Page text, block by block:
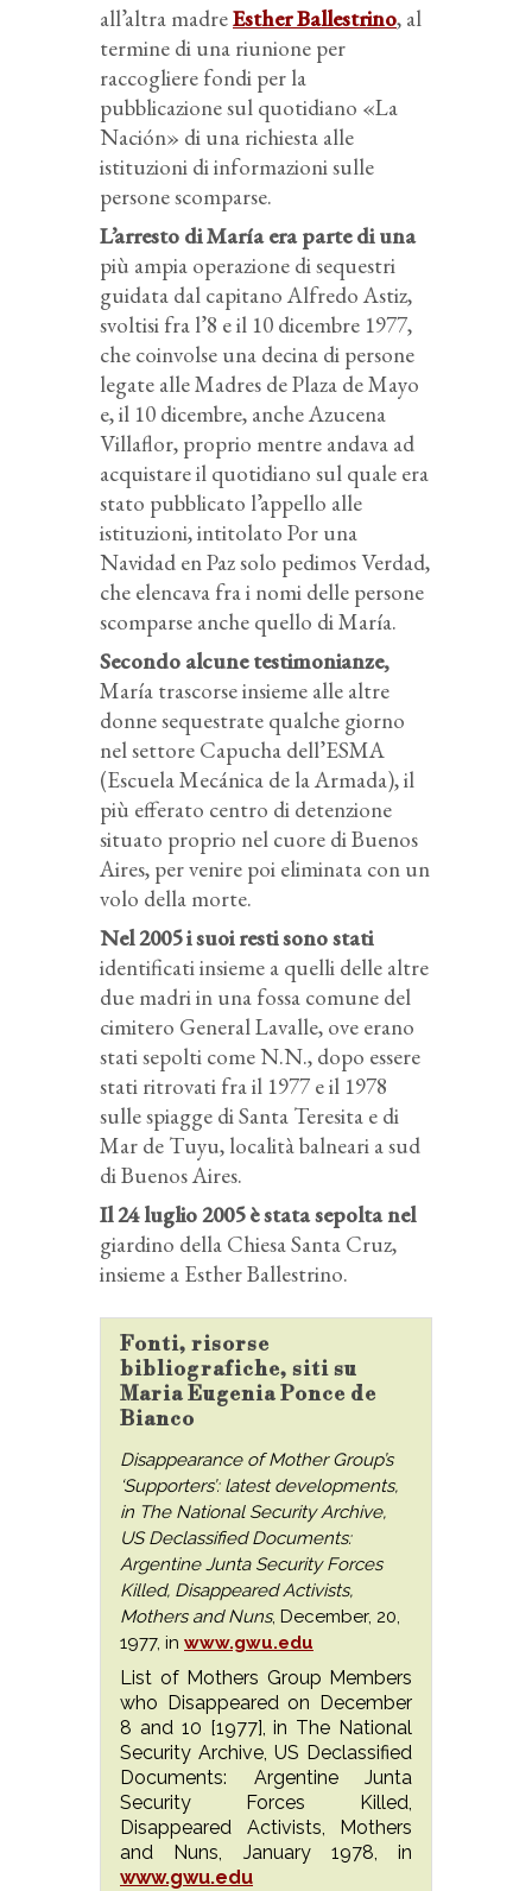
all’altra madreEsther Ballestrino, al
termine di una riunione per
raccogliere fondi per la
pubblicazione sul quotidiano «La
Nación» di una richiesta alle
istituzioni di informazioni sulle
persone scomparse.
L’arresto di María era parte di una
più ampia operazione di sequestri
guidata dal capitano Alfredo Astiz,
svoltisi fra l’8 e il 10 dicembre 1977,
che coinvolse una decina di persone
legate alle Madres de Plaza de Mayo
e, il 10 dicembre, anche Azucena
Villaflor, proprio mentre andava ad
acquistare il quotidiano sul quale era
stato pubblicato l’appello alle
istituzioni, intitolato Por una
Navidad en Paz solo pedimos Verdad,
che elencava fra i nomi delle persone
scomparse anche quello di María.
Secondo alcune testimonianze,
María trascorse insieme alle altre
donne sequestrate qualche giorno
nel settore Capucha dell’ESMA
(Escuela Mecánica de la Armada), il
più efferato centro di detenzione
situato proprio nel cuore di Buenos
Aires, per venire poi eliminata con un
volo della morte.
Nel 2005 i suoi resti sono stati
identificati insieme a quelli delle altre
due madri in una fossa comune del
cimitero General Lavalle, ove erano
stati sepolti come N.N., dopo essere
stati ritrovati fra il 1977 e il 1978
sulle spiagge di Santa Teresita e di
Mar de Tuyu, località balneari a sud
di Buenos Aires.
Il 24 luglio 2005 è stata sepolta nel
giardino della Chiesa Santa Cruz,
insieme a Esther Ballestrino.
Fonti, risorse
bibliografiche, siti su
Maria Eugenia Ponce de
Bianco
Disappearance of Mother Group’s
‘Supporters’: latest developments,
in The National Security Archive,
US Declassified Documents:
Argentine Junta Security Forces
Killed, Disappeared Activists,
Mothers and Nuns, December, 20,
1977, in www.gwu.edu
List of Mothers Group Members
who Disappeared on December
8 and 10 [1977], in The National
Security Archive, US Declassified
Documents: Argentine Junta
Security Forces Killed,
Disappeared Activists, Mothers
and Nuns, January 1978, in
www.gwu.edu